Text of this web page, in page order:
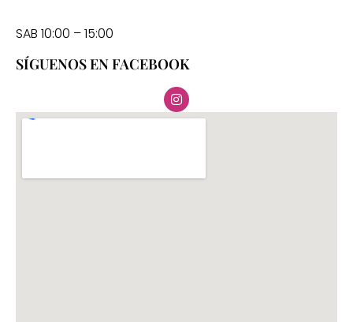
SAB 10:00 – 15:00
SÍGUENOS EN FACEBOOK